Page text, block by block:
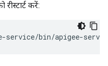
करें:
service/bin/apigee-